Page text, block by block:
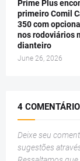
Prime Plus
primeiro Comil
350 com
nos rodoviários
dianteiro
June 26, 2026
4
Deixe seu
sugestões